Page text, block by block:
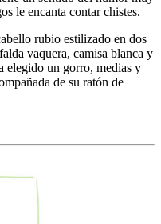
le encanta contar chistes.
rubio estilizado en dos
vaquera, camisa blanca y
elegido un gorro, medias y
de su ratón de